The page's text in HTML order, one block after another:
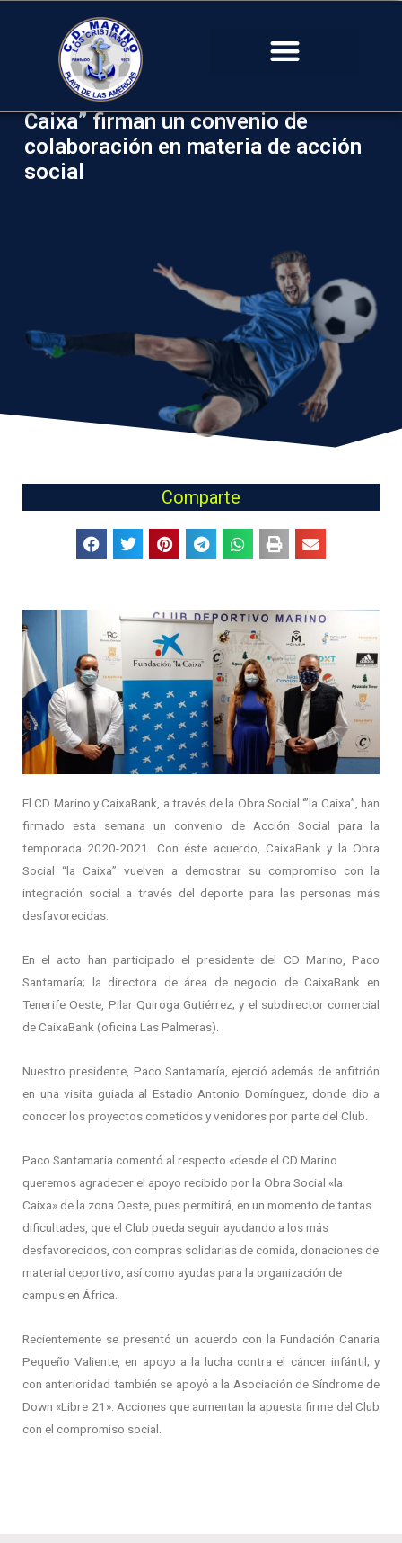
El CD Marino y la Obra Social “la
Caixa” firman un convenio de
colaboración en materia de acción
social
Comparte
El CD Marino y CaixaBank, a través de la Obra Social ‘”la Caixa”, han
firmado esta semana un convenio de Acción Social para la
temporada 2020-2021. Con éste acuerdo, CaixaBank y la Obra
Social “la Caixa” vuelven a demostrar su compromiso con la
integración social a través del deporte para las personas más
desfavorecidas.
En el acto han participado el presidente del CD Marino, Paco
Santamaría; la directora de área de negocio de CaixaBank en
Tenerife Oeste, Pilar Quiroga Gutiérrez; y el subdirector comercial
de CaixaBank (oficina Las Palmeras).
Nuestro presidente, Paco Santamaría, ejerció además de anfitrión
en una visita guiada al Estadio Antonio Domínguez, donde dio a
conocer los proyectos cometidos y venidores por parte del Club.
Paco Santamaria comentó al respecto «desde el CD Marino
queremos agradecer el apoyo recibido por la Obra Social «la
Caixa» de la zona Oeste, pues permitirá, en un momento de tantas
dificultades, que el Club pueda seguir ayudando a los más
desfavorecidos, con compras solidarias de comida, donaciones de
material deportivo, así como ayudas para la organización de
campus en África.
Recientemente se presentó un acuerdo con la Fundación Canaria
Pequeño Valiente, en apoyo a la lucha contra el cáncer infántil; y
con anterioridad también se apoyó a la Asociación de Síndrome de
Down «Libre 21». Acciones que aumentan la apuesta firme del Club
con el compromiso social.